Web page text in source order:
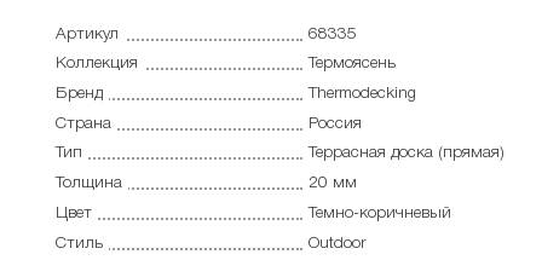
Артикул
68335
Коллекция
Термоясень
Бренд
Thermodecking
Страна
Россия
Тип
Террасная доска (прямая)
Толщина
20 мм
Цвет
Темно-коричневый
Стиль
Outdoor